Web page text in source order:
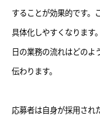
することが効果的です。
具体化しやすくなります
日の業務の流れはどのよ
伝わります。
応募者は自身が採用され